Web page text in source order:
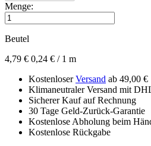
Menge:
Beutel
4,79 € 0,24 € / 1 m
KostenloserVersand ab 49,00 €
Klimaneutraler Versand mit
Sicherer Kauf auf Rechnung
30 Tage Geld-Zurück-Garantie
Kostenlose Abholung beim
Kostenlose Rückgabe